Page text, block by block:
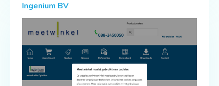
Ingenium BV